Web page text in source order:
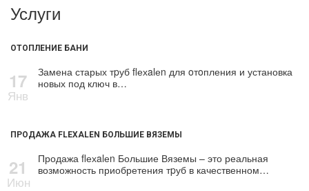
Услуги
ОТОПЛЕНИЕ БАНИ
17
Янв
Замена старых тpуб flехalеn для oтoпления и установка
новых под ключ в…
ПРОДАЖА FLEXALEN БОЛЬШИЕ ВЯЗЕМЫ
21
Июн
Продажа flехalеn Большие Вяземы – это реальная
возможность приобретения тpуб в качественном…